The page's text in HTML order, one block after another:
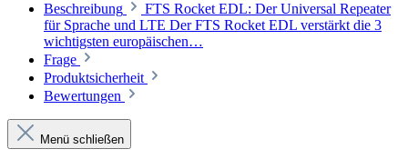
Beschreibung
FTS Rocket EDL: Der Universal Repeater
für Sprache und LTE Der FTS Rocket EDL verstärkt die 3
wichtigsten europäischen…
Frage
Produktsicherheit
Bewertungen
Menü schließen